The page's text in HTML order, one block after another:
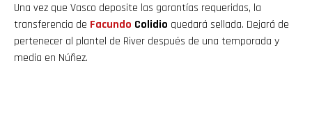
Una vez que Vasco deposite las garantías requeridas, la
transferencia de Facundo Colidio quedará sellada. Dejará de
pertenecer al plantel de River después de una temporada y
media en Núñez.